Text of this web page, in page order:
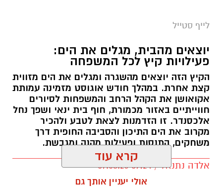
לייף סטייל
יוצאים מהבית, מגלים את הים:
פעילויות קיץ לכל המשפחה
הקיץ הזה יוצאים מהשגרה ומגלים את הים מזווית
קצת אחרת. במהלך חודש אוגוסט מזמינה עמותת
אקואושן את הקהל הרחב והמשפחות לסיורים
חווייתיים באזור מכמורת, חוף בית ינאי ושפך נחל
אלכסנדר. זו הזדמנות לצאת לטבע ולהכיר
מקרוב את הים התיכון והסביבה החופית דרך
משחקים, התנסות ופעילות מהנה ומגבשת.
אלדה נתנאל / 09:24 07.08.26
קרא עוד
אולי יעניין אותך גם